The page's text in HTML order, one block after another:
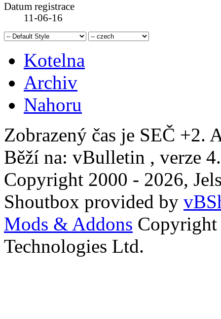
Datum registrace
11-06-16
Kotelna
Archiv
Nahoru
Zobrazený čas je SEČ +2.
Běží na: vBulletin , verze
Copyright 2000 - 2026,
Shoutbox provided by
Mods & Addons
Technologies Ltd.